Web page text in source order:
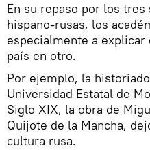
En su repaso por los
hispano-rusas, los
especialmente a
país en otro.
Por ejemplo, la
Universidad Estatal de
Siglo XIX, la obra de
Quijote de la Mancha,
cultura rusa.